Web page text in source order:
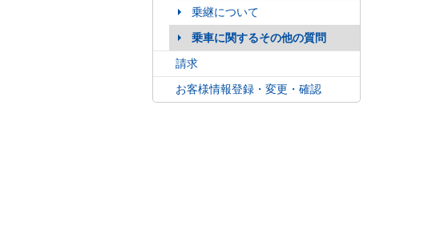
乗継について
乗車に関するその他の質問
請求
お客様情報登録・変更・確認